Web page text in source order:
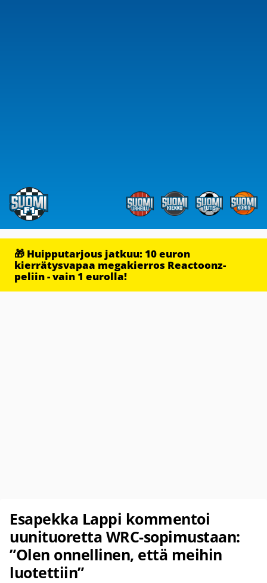
🎁 Huipputarjous jatkuu: 10 euron
kierrätysvapaa megakierros Reactoonz-
peliin - vain 1 eurolla!
Esapekka Lappi kommentoi
uunituoretta WRC-sopimustaan:
”Olen onnellinen, että meihin
luotettiin”